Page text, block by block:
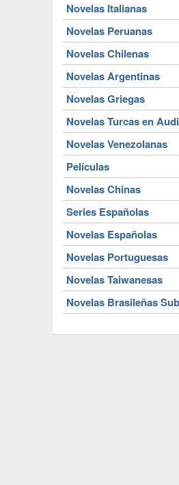
Novelas Italianas
Novelas Peruanas
Novelas Chilenas
Novelas Argentinas
Novelas Griegas
Novelas Turcas en
Novelas Venezolanas
Películas
Novelas Chinas
Series Españolas
Novelas Españolas
Novelas Portuguesas
Novelas Taiwanesas
Novelas Brasileñas